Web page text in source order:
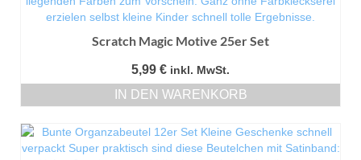
Scratch Magic Motive 25er Set
5,99 € inkl. MwSt.
IN DEN WARENKORB